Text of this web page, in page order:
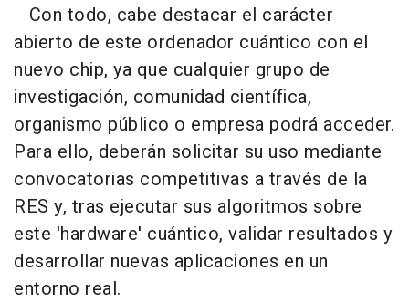
Con todo, cabe destacar el carácter
abierto de este ordenador cuántico con el
nuevo chip, ya que cualquier grupo de
investigación, comunidad científica,
organismo público o empresa podrá acceder.
Para ello, deberán solicitar su uso mediante
convocatorias competitivas a través de la
RES y, tras ejecutar sus algoritmos sobre
este 'hardware' cuántico, validar resultados y
desarrollar nuevas aplicaciones en un
entorno real.